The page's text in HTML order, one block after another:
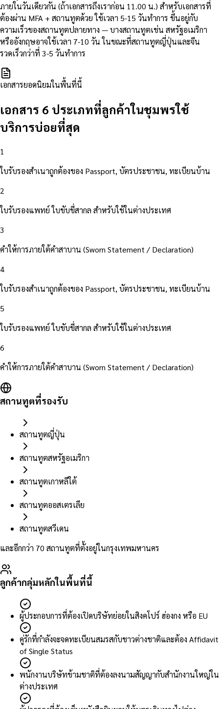
ภายในวันเดียวกัน (ถ้าเอกสารถึงเราก่อน 11.00 น.) สำหรับเอกสารที่
ต้องผ่าน MFA + สถานทูตด้วย ใช้เวลา 5-15 วันทำการ ขึ้นอยู่กับ
ความเร็วของสถานทูตปลายทาง — บางสถานทูตเช่น สหรัฐอเมริกา
หรืออังกฤษอาจใช้เวลา 7-10 วัน ในขณะที่สถานทูตญี่ปุ่นและจีน
รวดเร็วกว่าที่ 3-5 วันทำการ
เอกสารยอดนิยมในพื้นที่นี้
เอกสาร 6 ประเภทที่ลูกค้าในชุมพรใช้
บริการบ่อยที่สุด
1
ใบรับรองสำเนาถูกต้องของ Passport, บัตรประชาชน, ทะเบียนบ้าน
2
ใบรับรองแพทย์ ใบขับขี่สากล สำหรับใช้ในต่างประเทศ
3
คำให้การภายใต้คำสาบาน (Sworn Statement / Declaration)
4
ใบรับรองสำเนาถูกต้องของ Passport, บัตรประชาชน, ทะเบียนบ้าน
5
ใบรับรองแพทย์ ใบขับขี่สากล สำหรับใช้ในต่างประเทศ
6
คำให้การภายใต้คำสาบาน (Sworn Statement / Declaration)
สถานทูตที่รองรับ
สถานทูตญี่ปุ่น
สถานทูตสหรัฐอเมริกา
สถานทูตเกาหลีใต้
สถานทูตออสเตรเลีย
สถานทูตสวีเดน
และอีกกว่า 70 สถานทูตที่ตั้งอยู่ในกรุงเทพมหานคร
ลูกค้ากลุ่มหลักในพื้นที่นี้
ผู้ประกอบการที่ต้องเปิดบริษัทย่อยในสิงคโปร์ ฮ่องกง หรือ EU
คู่รักที่กำลังจะจดทะเบียนสมรสกับชาวต่างชาติและต้อง Affidavit
of Single Status
พนักงานบริษัทข้ามชาติที่ต้องลงนามสัญญากับสำนักงานใหญ่ใน
ต่างประเทศ